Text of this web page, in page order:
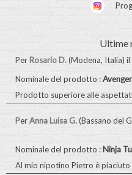
Ultime
Per Rosario D.(Modena, Italia) il
Nominale del prodotto :
Prodotto superiore alle
PerAnna Luisa G.(Bassano del
Nominale del prodotto : Ninja
Al mio nipotino Pietro è